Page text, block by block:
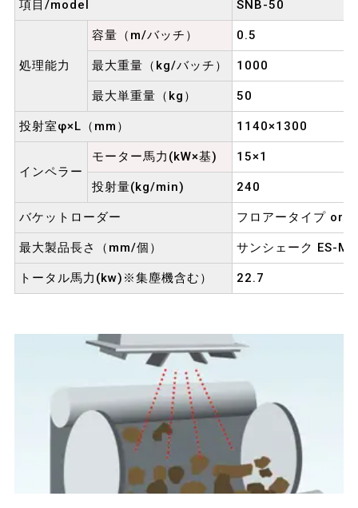
項目/model SNB-50
処理能力
容量（m/バッチ） 0.5
最大重量（kg/バッチ） 1000
最大単重量（kg） 50
投射室φ×L（mm） 1140×1300
インペラー
モーター馬力(kW×基) 15×1
投射量(kg/min) 240
バケットローダー フロアータイプ or
最大製品長さ（mm/個） サンシェーク ES-
トータル馬力(kw)※集塵機含む） 22.7